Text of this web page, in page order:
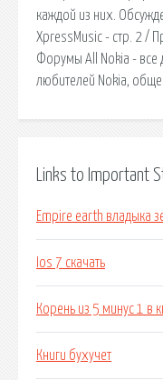
каждой из них.
XpressMusic - стр. 2 /
Форумы All Nokia - все
любителей Nokia,
Links to Important
Empire earth владыка
Ios 7 скачать
Корень из 5 минус 1 в
Книги бухучет